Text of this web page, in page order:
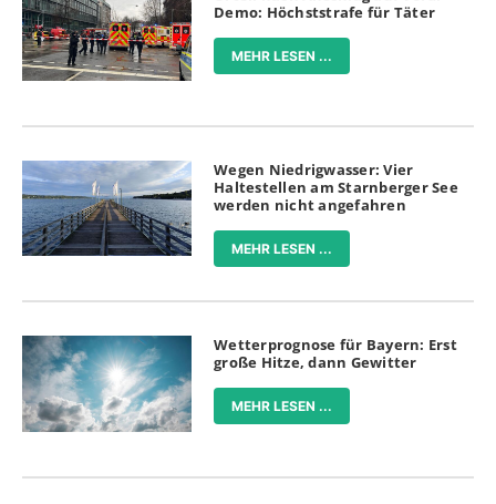
Demo: Höchststrafe für Täter
MEHR LESEN ...
Wegen Niedrigwasser: Vier
Haltestellen am Starnberger See
werden nicht angefahren
MEHR LESEN ...
Wetterprognose für Bayern: Erst
große Hitze, dann Gewitter
MEHR LESEN ...